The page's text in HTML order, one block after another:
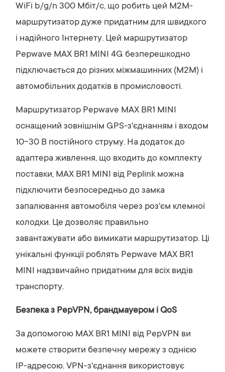
WiFi b/g/n 300 Мбіт/с, що робить цей M2M-
маршрутизатор дуже придатним для швидкого
і надійного Інтернету. Цей маршрутизатор
Pepwave MAX BR1 MINI 4G безперешкодно
підключається до різних міжмашинних (M2M) і
автомобільних додатків в промисловості.
Маршрутизатор Pepwave MAX BR1 MINI
оснащений зовнішнім GPS-з'єднанням і входом
10-30 В постійного струму. На додаток до
адаптера живлення, що входить до комплекту
поставки, MAX BR1 MINI від Peplink можна
підключити безпосередньо до замка
запалювання автомобіля через роз'єм клемної
колодки. Це дозволяє правильно
завантажувати або вимикати маршрутизатор. Ці
унікальні функції роблять Pepwave MAX BR1
MINI надзвичайно придатним для всіх видів
транспорту.
Безпека з PepVPN, брандмауером і QoS
За допомогою MAX BR1 MINI від PepVPN ви
можете створити безпечну мережу з однією
IP-адресою. VPN-з'єднання використовує